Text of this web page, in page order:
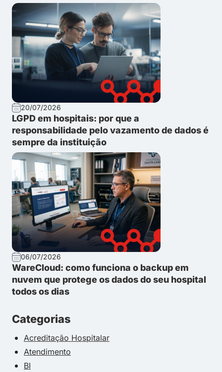
20/07/2026
LGPD em hospitais: por que a
responsabilidade pelo vazamento de dados é
sempre da instituição
06/07/2026
WareCloud: como funciona o backup em
nuvem que protege os dados do seu hospital
todos os dias
Categorias
Acreditação Hospitalar
Atendimento
BI